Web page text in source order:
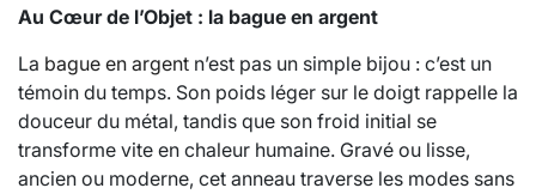
Au Cœur de l’Objet : la bague en argent
La bague en argent n’est pas un simple bijou : c’est un
témoin du temps. Son poids léger sur le doigt rappelle la
douceur du métal, tandis que son froid initial se
transforme vite en chaleur humaine. Gravé ou lisse,
ancien ou moderne, cet anneau traverse les modes sans